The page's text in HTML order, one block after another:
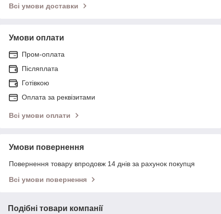
Всі умови доставки
Умови оплати
Пром-оплата
Післяплата
Готівкою
Оплата за реквізитами
Всі умови оплати
Умови повернення
Повернення товару впродовж 14 днів за рахунок покупця
Всі умови повернення
Подібні товари компанії